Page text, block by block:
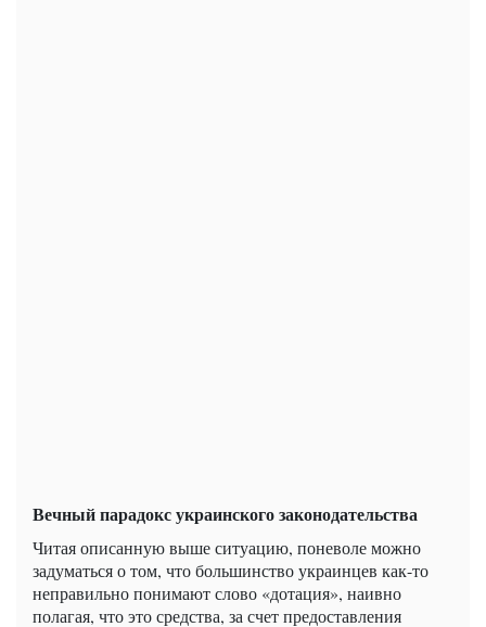
Вечный парадокс украинского законодательства
Читая описанную выше ситуацию, поневоле можно
задуматься о том, что большинство украинцев как-то
неправильно понимают слово «дотация», наивно
полагая, что это средства, за счет предоставления